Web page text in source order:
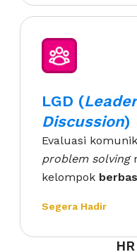
LGD (
Discussion)
Evaluasi
problem solving
kelompok
Segera Hadir
HR